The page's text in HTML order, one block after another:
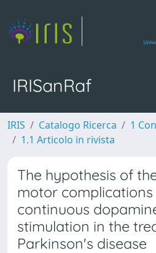
IRISanRaf
IRIS Catalogo Ricerca
1
1.1 Articolo in rivista
The hypothesis of
motor
continuous
stimulation in the
Parkinson's disease